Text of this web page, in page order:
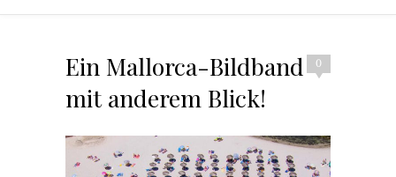
0
Ein Mallorca-Bildband
mit anderem Blick!